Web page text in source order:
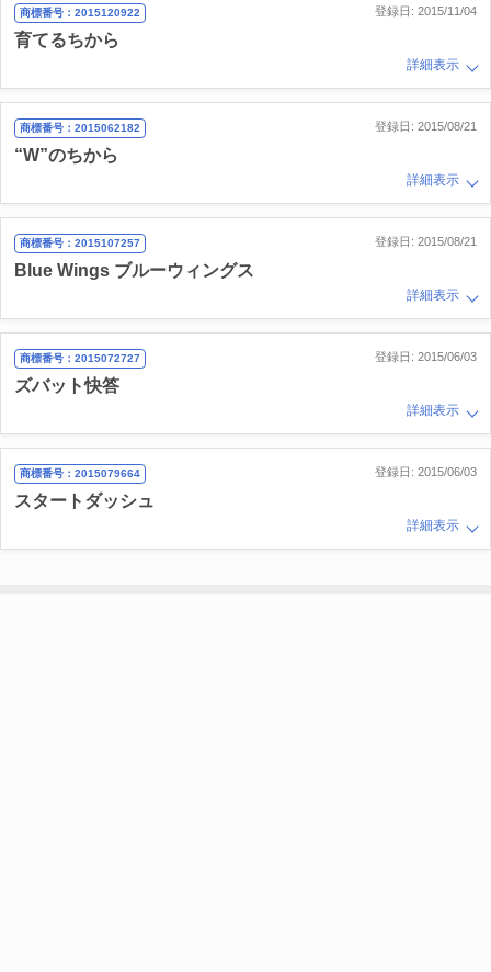
登録日: 2015/11/04
商標番号：2015120922
育てるちから
詳細表示
登録日: 2015/08/21
商標番号：2015062182
“W”のちから
詳細表示
登録日: 2015/08/21
商標番号：2015107257
Blue Wings ブルーウィングス
詳細表示
登録日: 2015/06/03
商標番号：2015072727
ズバット快答
詳細表示
登録日: 2015/06/03
商標番号：2015079664
スタートダッシュ
詳細表示